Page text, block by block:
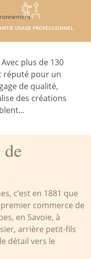
USAGE PROFESSIONNEL
plus de 130
réputé pour un
de qualité,
des créations
c’est en 1881 que
commerce de
en Savoie, à
arrière petit-fils
détail vers le